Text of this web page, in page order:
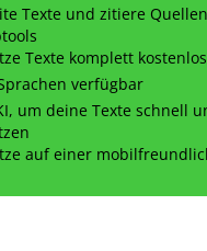
Texte und zitiere
Texte komplett kostenlos
verfügbar
um deine Texte schnell
auf einer